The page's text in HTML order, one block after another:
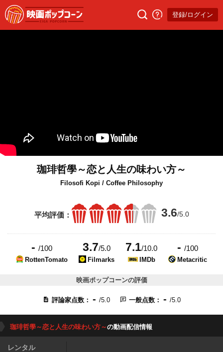
登録/ログイン
珈琲哲學～恋と人生の味わい方～
Filosofi Kopi / Coffee Philosophy
平均評価： 3.6/5.0
- /100
RottenTomato
3.7/5.0
Filmarks
7.1/10.0
IMDb
- /100
Metacritic
映画ポップコーンの評価
評論家点数： - /5.0 一般点数： - /5.0
珈琲哲學～恋と人生の味わい方～の動画配信情報
レンタル